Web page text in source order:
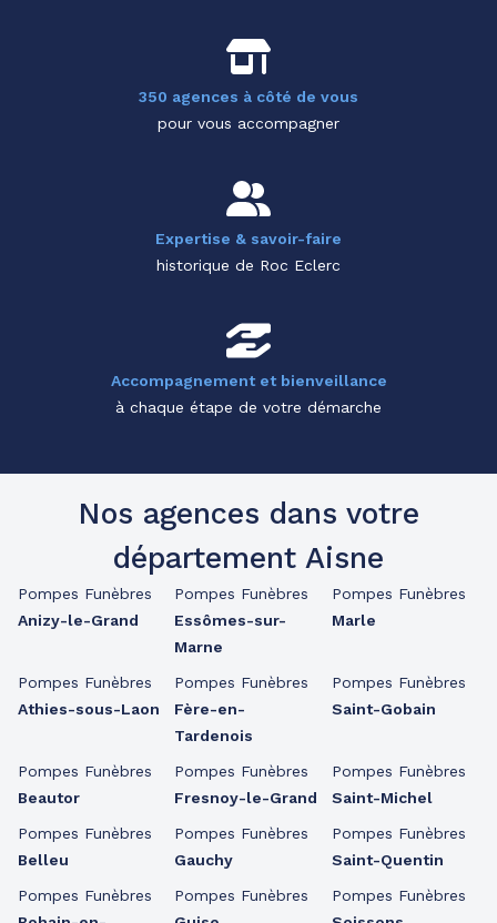
350 agences à côté de vous
pour vous accompagner
Expertise & savoir-faire
historique de Roc Eclerc
Accompagnement et bienveillance
à chaque étape de votre démarche
Nos agences dans votre
département Aisne
Pompes Funèbres
Anizy-le-Grand
Pompes Funèbres
Athies-sous-Laon
Pompes Funèbres
Beautor
Pompes Funèbres
Belleu
Pompes Funèbres
Pompes Funèbres
Essômes-sur-
Marne
Pompes Funèbres
Fère-en-
Tardenois
Pompes Funèbres
Fresnoy-le-Grand
Pompes Funèbres
Gauchy
Pompes Funèbres
Pompes Funèbres
Marle
Pompes Funèbres
Saint-Gobain
Pompes Funèbres
Saint-Michel
Pompes Funèbres
Saint-Quentin
Pompes Funèbres